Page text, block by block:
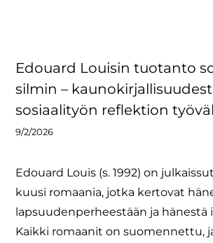
Edouard Louisin tuotanto
silmin –
sosiaalityön reflektion
9/2/2026
Edouard Louis (s. 1992) on
kuusi romaania, jotka kertovat
lapsuudenperheestään ja hänestä
Kaikki romaanit on suomennettu,
Strategia